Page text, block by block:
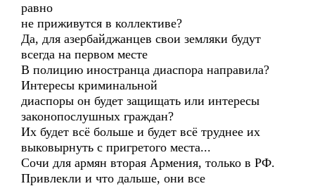
равно
не приживутся в коллективе?
Да, для азербайджанцев свои земляки будут
всегда на первом месте
В полицию иностранца диаспора направила?
Интересы криминальной
диаспоры он будет защищать или интересы
законопослушных граждан?
Их будет всё больше и будет всё труднее их
выковырнуть с пригретого места...
Сочи для армян вторая Армения, только в РФ.
Привлекли и что дальше, они все